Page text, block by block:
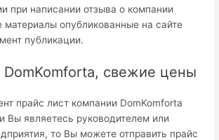
при написании отзыва о компании
материалы опубликованные на сайте
публикации.
DomKomforta, свежие цены
прайс лист компании DomKomforta
Вы являетесь руководителем или
то Вы можете отправить прайс